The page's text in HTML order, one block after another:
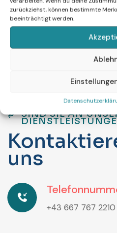
zurückziehst, können bestimmte
beeinträchtigt werden.
SIND SIE AN
Kontaktier
uns
+43 667 767 2210